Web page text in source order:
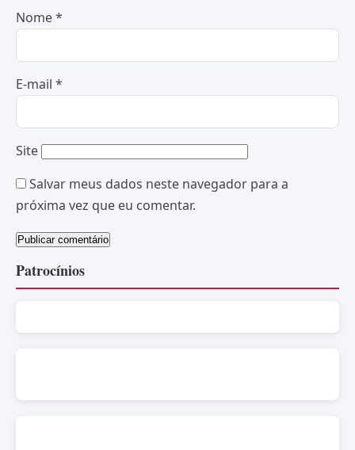
Nome*
E-mail *
Site
Salvar meus dados neste navegador para a
próxima vez que eu comentar.
Patrocínios